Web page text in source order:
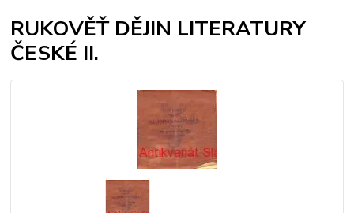
RUKOVĚŤ DĚJIN LITERATURY
ČESKÉ II.